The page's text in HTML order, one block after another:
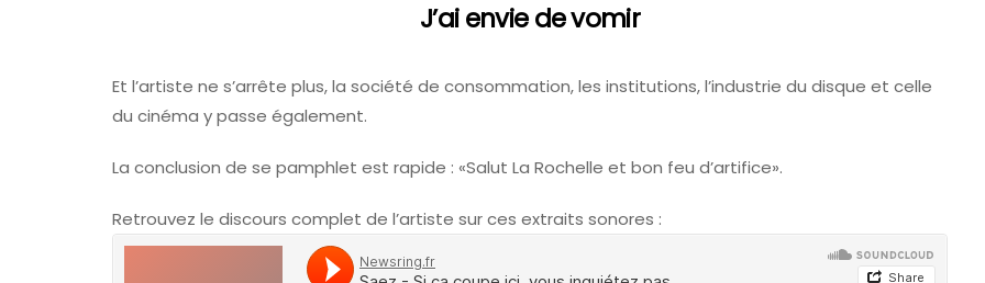
J’ai envie de vomir
Et l’artiste ne s’arrête plus, la société de consommation, les institutions, l’industrie du disque et celle
du cinéma y passe également.
La conclusion de se pamphlet est rapide : «Salut La Rochelle et bon feu d’artifice».
Retrouvez le discours complet de l’artiste sur ces extraits sonores :